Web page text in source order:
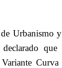
Urbanismo
que
Variante